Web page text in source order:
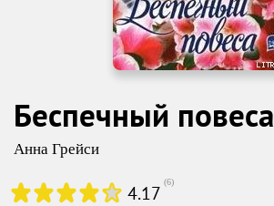
Беспечный повеса
Анна Грейси
4.17 (6)